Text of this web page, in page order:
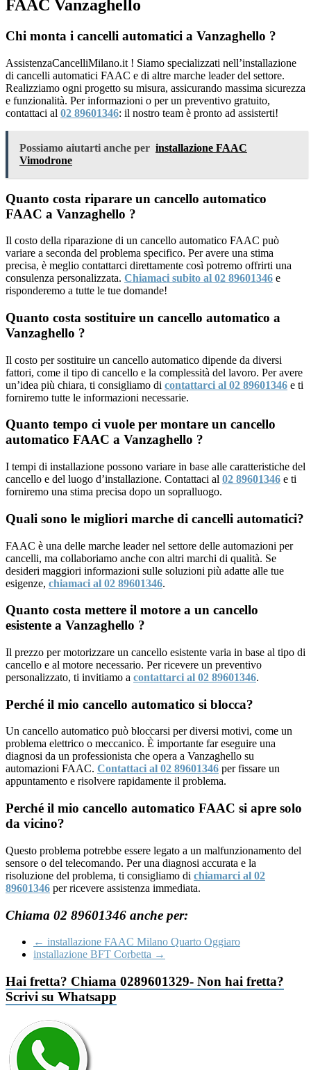
FAAC Vanzaghello
Chi monta i cancelli automatici a Vanzaghello ?
AssistenzaCancelliMilano.it ! Siamo specializzati nell’installazione
di cancelli automatici FAAC e di altre marche leader del settore.
Realizziamo ogni progetto su misura, assicurando massima sicurezza
e funzionalità. Per informazioni o per un preventivo gratuito,
contattaci al 02 89601346: il nostro team è pronto ad assisterti!
Possiamo aiutarti anche per installazione FAAC
Vimodrone
Quanto costa riparare un cancello automatico
FAAC a Vanzaghello ?
Il costo della riparazione di un cancello automatico FAAC può
variare a seconda del problema specifico. Per avere una stima
precisa, è meglio contattarci direttamente così potremo offrirti una
consulenza personalizzata. Chiamaci subito al 02 89601346 e
risponderemo a tutte le tue domande!
Quanto costa sostituire un cancello automatico a
Vanzaghello ?
Il costo per sostituire un cancello automatico dipende da diversi
fattori, come il tipo di cancello e la complessità del lavoro. Per avere
un’idea più chiara, ti consigliamo di contattarci al 02 89601346 e ti
forniremo tutte le informazioni necessarie.
Quanto tempo ci vuole per montare un cancello
automatico FAAC a Vanzaghello ?
I tempi di installazione possono variare in base alle caratteristiche del
cancello e del luogo d’installazione. Contattaci al 02 89601346 e ti
forniremo una stima precisa dopo un sopralluogo.
Quali sono le migliori marche di cancelli automatici?
FAAC è una delle marche leader nel settore delle automazioni per
cancelli, ma collaboriamo anche con altri marchi di qualità. Se
desideri maggiori informazioni sulle soluzioni più adatte alle tue
esigenze, chiamaci al 02 89601346.
Quanto costa mettere il motore a un cancello
esistente a Vanzaghello ?
Il prezzo per motorizzare un cancello esistente varia in base al tipo di
cancello e al motore necessario. Per ricevere un preventivo
personalizzato, ti invitiamo a contattarci al 02 89601346.
Perché il mio cancello automatico si blocca?
Un cancello automatico può bloccarsi per diversi motivi, come un
problema elettrico o meccanico. È importante far eseguire una
diagnosi da un professionista che opera a Vanzaghello su
automazioni FAAC. Contattaci al 02 89601346 per fissare un
appuntamento e risolvere rapidamente il problema.
Perché il mio cancello automatico FAAC si apre solo
da vicino?
Questo problema potrebbe essere legato a un malfunzionamento del
sensore o del telecomando. Per una diagnosi accurata e la
risoluzione del problema, ti consigliamo di chiamarci al 02
89601346 per ricevere assistenza immediata.
Chiama 02 89601346 anche per:
← installazione FAAC Milano Quarto Oggiaro
installazione BFT Corbetta →
Hai fretta? Chiama 0289601329- Non hai fretta?
Scrivi su Whatsapp